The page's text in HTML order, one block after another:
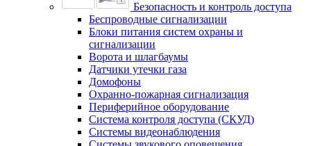
Безопасность и контроль доступа
Беспроводные сигнализации
Блоки питания систем охраны и
сигнализации
Ворота и шлагбаумы
Датчики утечки газа
Домофоны
Охранно-пожарная сигнализация
Периферийное оборудование
Система контроля доступа (СКУД)
Системы видеонаблюдения